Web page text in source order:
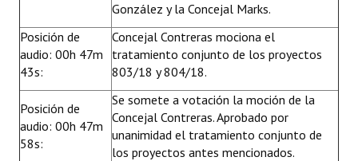
González y la Concejal Marks.
Posición de
audio: 00h 47m
43s:
Concejal Contreras mociona el
tratamiento conjunto de los proyectos
803/18 y 804/18.
Posición de
audio: 00h 47m
58s:
Se somete a votación la moción de la
Concejal Contreras. Aprobado por
unanimidad el tratamiento conjunto de
los proyectos antes mencionados.